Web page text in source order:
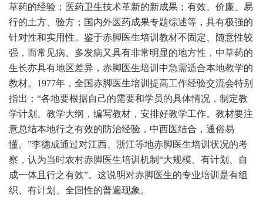
草药的经验；医药卫生技术革新的新成果；有效、价廉、易
行的土方、验方；国内外医药成果专题综述等，具有极强的
针对性和实用性。鉴于赤脚医生培训教材不固定、随意性较
强，而常见病、多发病又具有非常明显的地方性，中草药的
生长亦具有地区差异，赤脚医生培训中急需适合本地教学的
教材。1977年，全国赤脚医生培训提高工作经验交流会特别
指出：“各地要根据自己的需要和学员的具体情况，制定教
学计划、教学大纲，编写教材，安排好教学工作。教材要注
意总结本地行之有效的防治经验，中西医结合，通俗易
懂。”李德成通过对江西、浙江等地赤脚医生培训状况的考
察，认为当时农村赤脚医生培训机制“大规模、有计划、自
成一体且行之有效”。这说明对赤脚医生的专业培训是有组
织、有计划、全国性的普遍现象。